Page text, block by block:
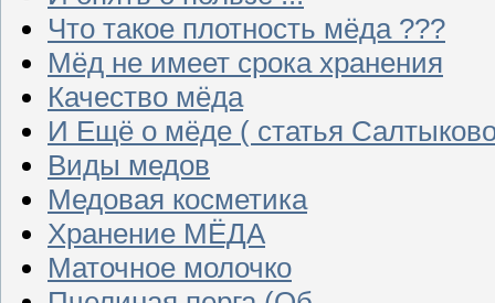
Что такое плотность мёда ???
Мёд не имеет срока хранения
Качество мёда
И Ещё о мёде ( статья
Виды медов
Медовая косметика
Хранение МЁДА
Маточное молочко